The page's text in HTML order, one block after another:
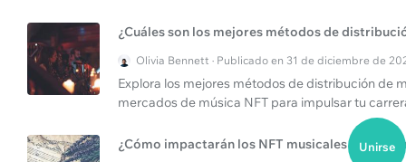
¿Cuáles son los mejores métodos de
Olivia Bennett · Publicado en 31 de diciembre de
Explora los mejores métodos de distribución de
mercados de música NFT para impulsar tu
¿Cómo impactarán los NFT musicales en la
Unirse